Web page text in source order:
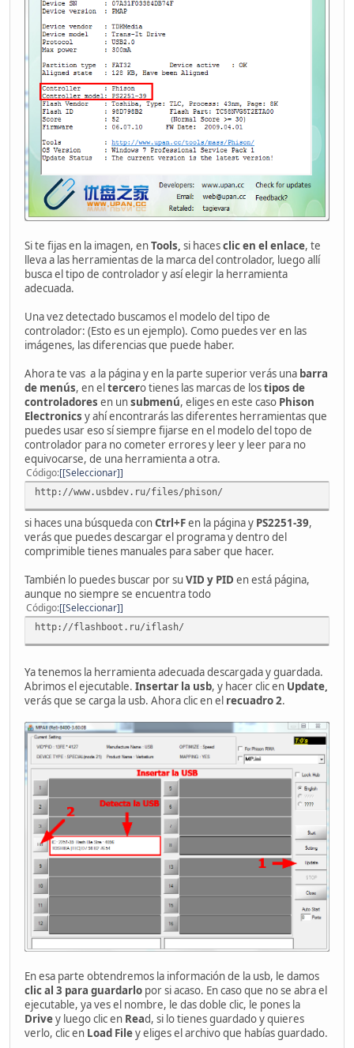
Si te fijas en la imagen, enTools, si hacesclic en el enlace, te
lleva a las herramientas de la marca del controlador, luego allí
busca el tipo de controlador y así elegir la herramienta
adecuada.
Una vez detectado buscamos el modelo del tipo de
controlador: (Esto es un ejemplo). Como puedes ver en las
imágenes, las diferencias que puede haber.
Ahora te vas a la página y en la parte superior verás una barra
de menús, en eltercero tienes las marcas de lostipos de
controladores en unsubmenú, eliges en este caso Phison
Electronics y ahí encontrarás las diferentes herramientas que
puedes usar eso sí siempre fijarse en el modelo del topo de
controlador para no cometer errores y leer y leer para no
equivocarse, de una herramienta a otra.
Código [Seleccionar]
http://www.usbdev.ru/files/phison/
si haces una búsqueda conCtrl+Fen la página y PS2251-39,
verás que puedes descargar el programa y dentro del
comprimible tienes manuales para saber que hacer.
También lo puedes buscar por su VID y PID en está página,
aunque no siempre se encuentra todo
Código [Seleccionar]
http://flashboot.ru/iflash/
Ya tenemos la herramienta adecuada descargada y guardada.
Abrimos el ejecutable. Insertar la usb, y hacer clic en Update,
verás que se carga la usb. Ahora clic en el recuadro 2.
En esa parte obtendremos la información de la usb, le damos
clic al 3 para guardarlo por si acaso. En caso que no se abra el
ejecutable, ya ves el nombre, le das doble clic, le pones la
Drivey luego clic en Read, si lo tienes guardado y quieres
verlo, clic en Load Filey eliges el archivo que habías guardado.